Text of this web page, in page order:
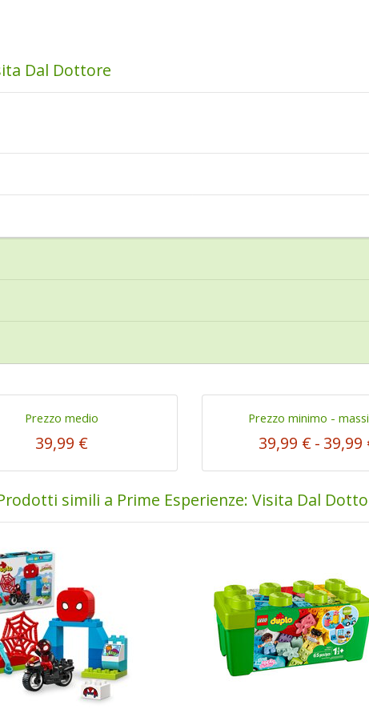
Dal Dottore
Prezzo medio
39,99 €
Prezzo minimo -
39,99 €- 39,99
simili a Prime Esperienze: Visita Dal